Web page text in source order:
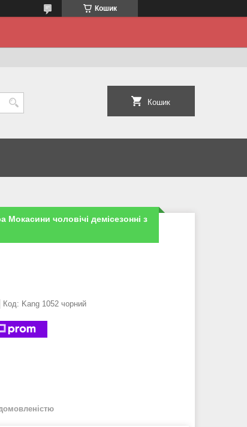
Кошик
Кошик
Мокасини чоловічі демісезонні з
Код: Kang 1052 чорний